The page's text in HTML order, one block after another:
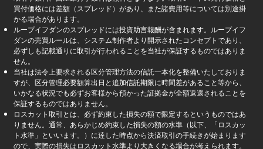
買付価格には差額（スプレッド）があり、また諸費用等については別途掛
かる場合があります。
ループイフダンのスプレッドには投資助言報酬が含まれます。ループイフ
ダンの売買ルールは、システム制作者より開示されたコンセプトであり、
必ずしも記載通りに取引が行われることを当社が保証するものではありま
せん。
当社は法令上要求される区分管理方法の信託一本化を整備いたしておりま
すが、区分管理必要額算出日と追加信託期限に時間差があること等から、
いかなる状況でも必ずお客様から預かった証拠金が全額返還されることを
保証するものではありません。
ロスカット取引とは、必ず約束した損失の額で限定するというものではあ
りません。通常、あらかじめ約束した損失の額の水準（以下、「ロスカッ
ト水準」といいます。）に達した時点から決済取引の手続きが始まります
ので、実際の損失はロスカット水準より大きくなる場合が考えられます。